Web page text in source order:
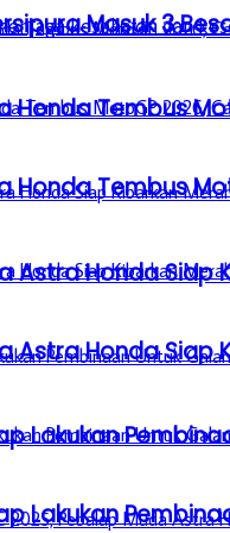
Honda Tembus
Astra Honda Siap
Lakukan
Masuk 3
Honda Tembus
Astra Honda Siap
Lakukan